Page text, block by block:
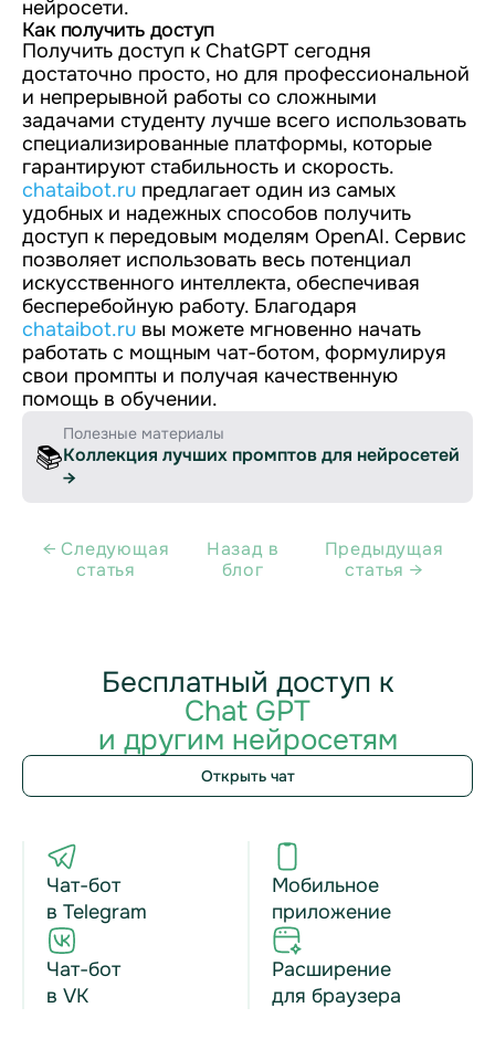
нейросети.
Как получить доступ
Получить доступ к ChatGPT сегодня
достаточно просто, но для профессиональной
и непрерывной работы со сложными
задачами студенту лучше всего использовать
специализированные платформы, которые
гарантируют стабильность и скорость.
chataibot.ru предлагает один из самых
удобных и надежных способов получить
доступ к передовым моделям OpenAI. Сервис
позволяет использовать весь потенциал
искусственного интеллекта, обеспечивая
бесперебойную работу. Благодаря
chataibot.ru вы можете мгновенно начать
работать с мощным чат-ботом, формулируя
свои промпты и получая качественную
помощь в обучении.
📚
Полезные материалы
Коллекция лучших промптов для нейросетей
→
← Cледующая
статья
Назад в
блог
Предыдущая
статья →
Бесплатный доступ к
Chat GPT
и другим нейросетям
Открыть чат
Чат-бот
в Telegram
Чат-бот
в VK
Мобильное
приложение
Расширение
для браузера